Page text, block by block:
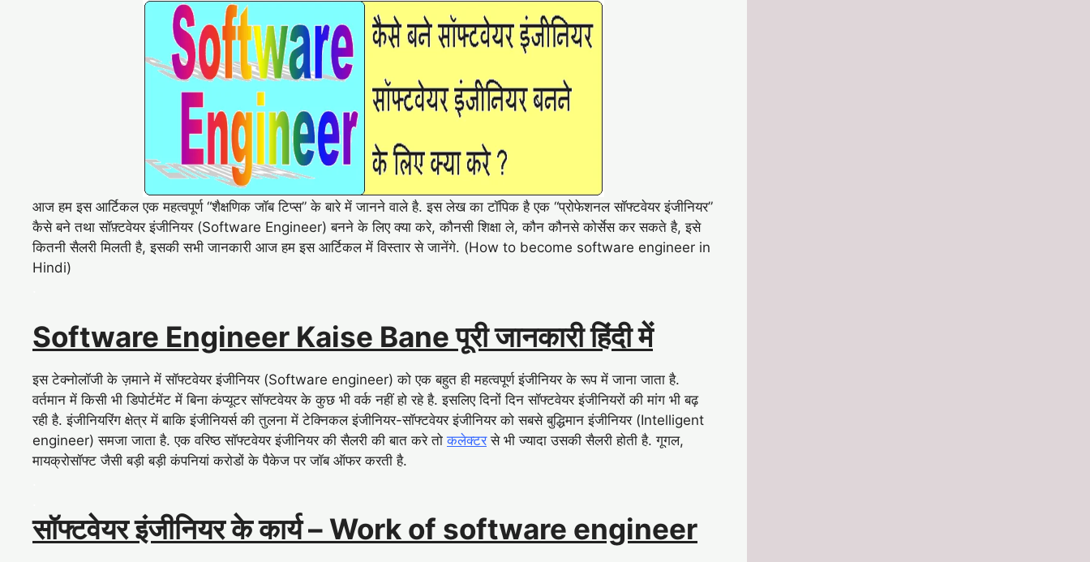
आज हम इस आर्टिकल एक महत्वपूर्ण “शैक्षणिक जॉब टिप्स” के बारे में जानने वाले है. इस लेख का टॉपिक है एक “प्रोफेशनल सॉफ्टवेयर इंजीनियर”
कैसे बने तथा सॉफ़्टवेयर इंजीनियर (Software Engineer) बनने के लिए क्या करे, कौनसी शिक्षा ले, कौन कौनसे कोर्सेस कर सकते है, इसे
कितनी सैलरी मिलती है, इसकी सभी जानकारी आज हम इस आर्टिकल में विस्तार से जानेंगे. (How to become software engineer in
Hindi)
Software Engineer Kaise Bane पूरी जानकारी हिंदी में
इस टेक्नोलॉजी के ज़माने में सॉफ्टवेयर इंजीनियर (Software engineer) को एक बहुत ही महत्वपूर्ण इंजीनियर के रूप में जाना जाता है.
वर्तमान में किसी भी डिपोर्टमेंट में बिना कंप्यूटर सॉफ्टवेयर के कुछ भी वर्क नहीं हो रहे है. इसलिए दिनों दिन सॉफ्टवेयर इंजीनियरों की मांग भी बढ़
रही है. इंजीनियरिंग क्षेत्र में बाकि इंजीनियर्स की तुलना में टेक्निकल इंजीनियर-सॉफ्टवेयर इंजीनियर को सबसे बुद्धिमान इंजीनियर (Intelligent
engineer) समजा जाता है. एक वरिष्ठ सॉफ्टवेयर इंजीनियर की सैलरी की बात करे तोकलेक्टरसे भी ज्यादा उसकी सैलरी होती है. गूगल,
मायक्रोसॉफ्ट जैसी बड़ी बड़ी कंपनियां करोडों के पैकेज पर जॉब ऑफर करती है.
सॉफ्टवेयर इंजीनियर के कार्य –Work of software engineer